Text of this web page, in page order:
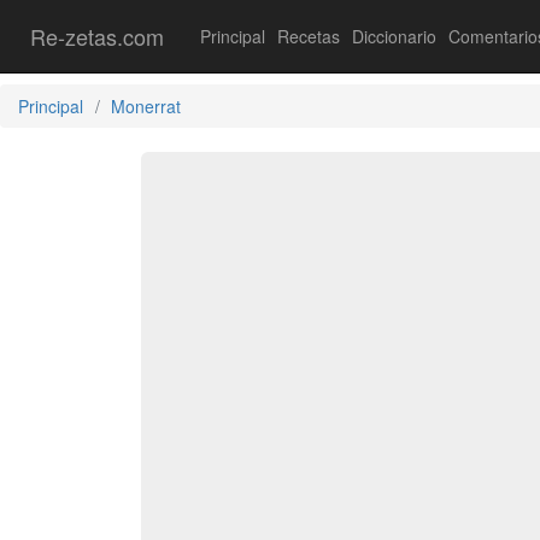
Re-zetas.com Principal Recetas Diccionario
Principal Monerrat